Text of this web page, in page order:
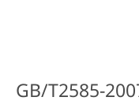
GB/T2585-